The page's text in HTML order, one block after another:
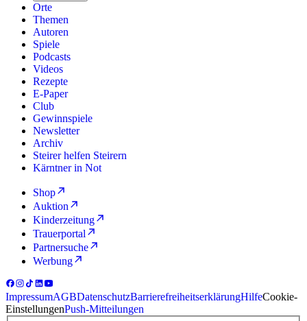
Orte
Themen
Autoren
Spiele
Podcasts
Videos
Rezepte
E-Paper
Club
Gewinnspiele
Newsletter
Archiv
Steirer helfen Steirern
Kärntner in Not
Shop
Auktion
Kinderzeitung
Trauerportal
Partnersuche
Werbung
ImpressumAGBDatenschutzBarrierefreiheitserklärungHilfeCookie-
EinstellungenPush-Mitteilungen